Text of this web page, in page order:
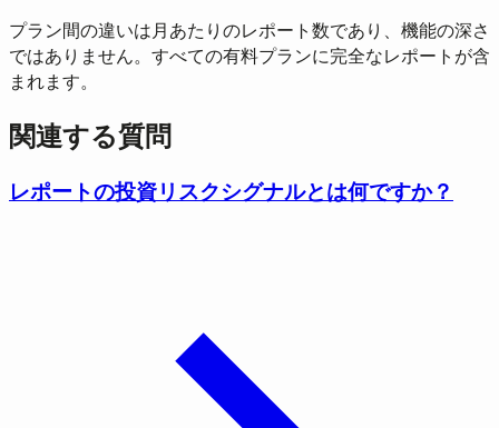
プラン間の違いは月あたりのレポート数であり、機能の深さ
ではありません。すべての有料プランに完全なレポートが含
まれます。
関連する質問
レポートの投資リスクシグナルとは何ですか？